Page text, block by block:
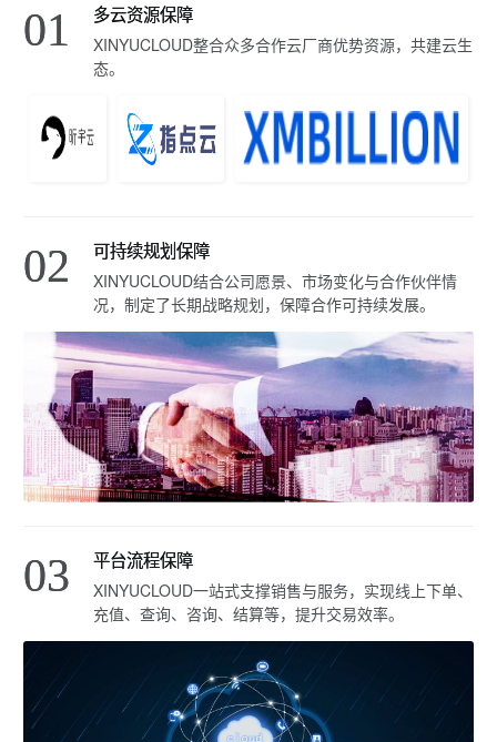
01 多云资源保障
XINYUCLOUD整合众多合作云厂商优势资源，共建云生
态。
02 可持续规划保障
XINYUCLOUD结合公司愿景、市场变化与合作伙伴情
况，制定了长期战略规划，保障合作可持续发展。
03 平台流程保障
XINYUCLOUD一站式支撑销售与服务，实现线上下单、
充值、查询、咨询、结算等，提升交易效率。